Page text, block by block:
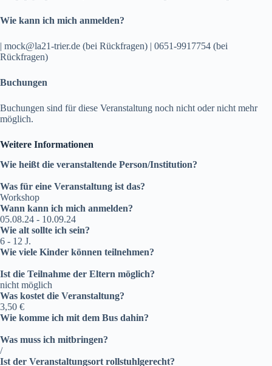
Wie kann ich mich anmelden?
| mock@la21-trier.de (bei Rückfragen) | 0651-9917754 (bei
Rückfragen)
Buchungen
Buchungen sind für diese Veranstaltung noch nicht oder nicht mehr
möglich.
Weitere Informationen
Wie heißt die veranstaltende Person/Institution?
Was für eine Veranstaltung ist das?
Workshop
Wann kann ich mich anmelden?
05.08.24 - 10.09.24
Wie alt sollte ich sein?
6 - 12 J.
Wie viele Kinder können teilnehmen?
Ist die Teilnahme der Eltern möglich?
nicht möglich
Was kostet die Veranstaltung?
3,50 €
Wie komme ich mit dem Bus dahin?
Was muss ich mitbringen?
/
Ist der Veranstaltungsort rollstuhlgerecht?